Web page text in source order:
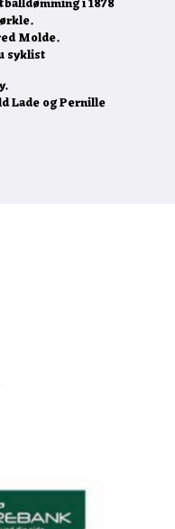
Molde.
syklist
Lade og Pernille